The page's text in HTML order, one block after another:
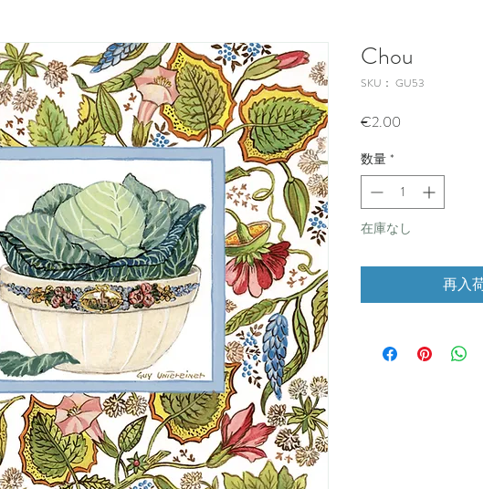
Chou
SKU： GU53
€2.00
数量 *
在庫なし
再入